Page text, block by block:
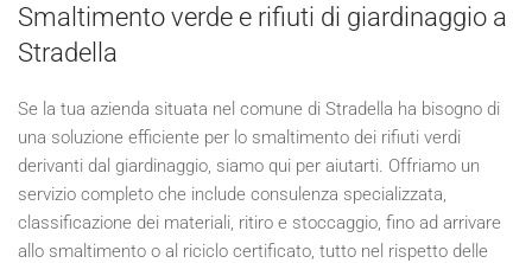
Smaltimento verde e rifiuti di giardinaggio a
Stradella
Se la tua azienda situata nel comune di Stradella ha bisogno di
una soluzione efficiente per lo smaltimento dei rifiuti verdi
derivanti dal giardinaggio, siamo qui per aiutarti. Offriamo un
servizio completo che include consulenza specializzata,
classificazione dei materiali, ritiro e stoccaggio, fino ad arrivare
allo smaltimento o al riciclo certificato, tutto nel rispetto delle